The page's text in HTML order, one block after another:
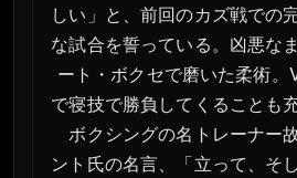
しい」と、前回のカズ戦での
な試合を誓っている。凶悪な
ート・ボクセで磨いた柔術。
で寝技で勝負してくることも
ボクシングの名トレーナー
ント氏の名言、「立って、そ